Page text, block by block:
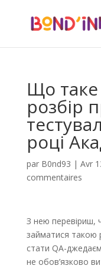
Що
розбір
році
par B0nd93 | Avr
commentaires
З нею перевіриш,
займатися
стати QA-
не обов’язково